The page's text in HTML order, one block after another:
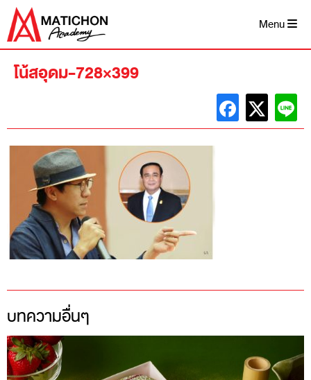
Skip
content
Menu
โน้สอุดม-728×399
บทความอื่นๆ